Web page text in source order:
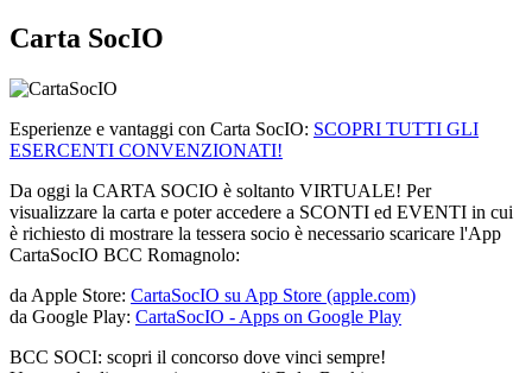
Carta SocIO
Esperienze e vantaggi con Carta SocIO: SCOPRI TUTTI GLI
ESERCENTI CONVENZIONATI!
Da oggi la CARTA SOCIO è soltanto VIRTUALE! Per
visualizzare la carta e poter accedere a SCONTI ed EVENTI in cui
è richiesto di mostrare la tessera socio è necessario scaricare l'App
CartaSocIO BCC Romagnolo:
da Apple Store: CartaSocIO su App Store (apple.com)
da Google Play: CartaSocIO - Apps on Google Play
BCC SOCI: scopri il concorso dove vinci sempre!